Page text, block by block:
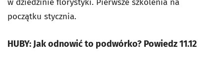
w dziedzinie florystyki. Pierwsze szkolenia na
początku stycznia.
HUBY: Jak odnowić to podwórko? Powiedz 11.12